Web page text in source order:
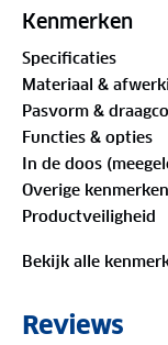
combinatie van
Kenmerken
Specificaties
Materiaal &
Pasvorm &
Functies & opties
In de doos
Overige kenmerken
Productveiligheid
Bekijk alle
Reviews